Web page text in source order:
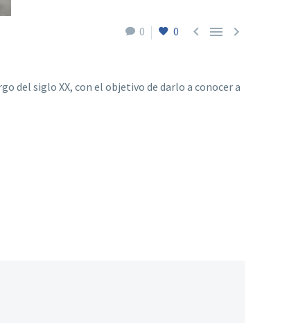
0 0   
del siglo XX, con el objetivo de darlo a conocer a